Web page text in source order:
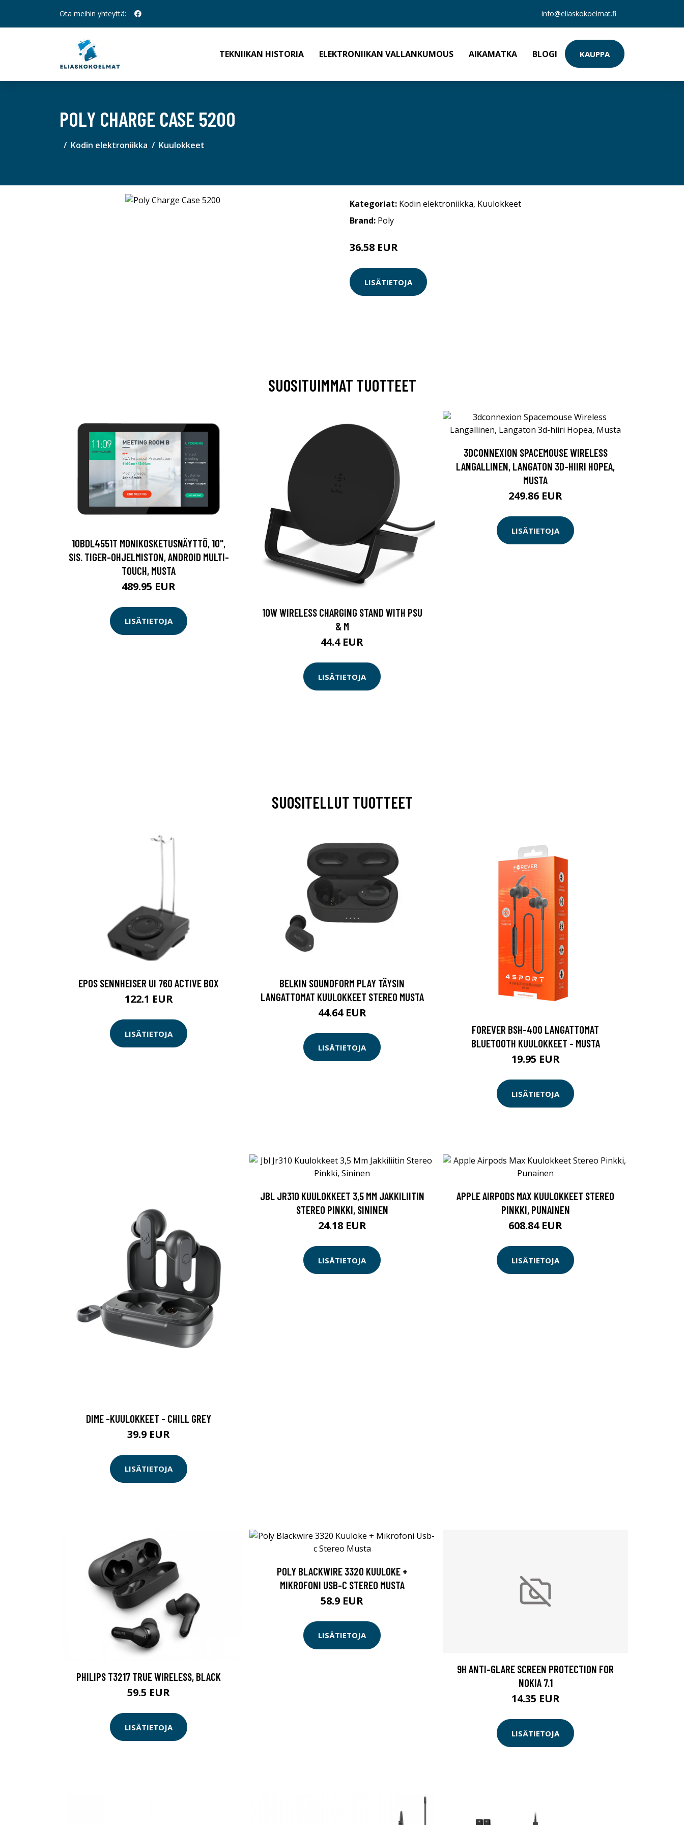
Ota meihin yhteyttä: info@eliaskokoelmat.fi
TEKNIIKAN HISTORIA ELEKTRONIIKAN VALLANKUMOUS AIKAMATKA BLOGI KAUPPA
POLY CHARGE CASE 5200
Kodin elektroniikka Kuulokkeet
Kategoriat: Kodin elektroniikka, Kuulokkeet
Brand: Poly
36.58 EUR
LISÄTIETOJA
SUOSITUIMMAT TUOTTEET
10BDL4551T MONIKOSKETUSNÄYTTÖ, 10",
SIS. TIGER-OHJELMISTON, ANDROID MULTI-
TOUCH, MUSTA
489.95 EUR
LISÄTIETOJA
10W WIRELESS CHARGING STAND WITH PSU
& M
44.4 EUR
LISÄTIETOJA
3DCONNEXION SPACEMOUSE WIRELESS
LANGALLINEN, LANGATON 3D-HIIRI HOPEA,
MUSTA
249.86 EUR
LISÄTIETOJA
SUOSITELLUT TUOTTEET
EPOS SENNHEISER UI 760 ACTIVE BOX
122.1 EUR
LISÄTIETOJA
BELKIN SOUNDFORM PLAY TÄYSIN
LANGATTOMAT KUULOKKEET STEREO MUSTA
44.64 EUR
LISÄTIETOJA
FOREVER BSH-400 LANGATTOMAT
BLUETOOTH KUULOKKEET - MUSTA
19.95 EUR
LISÄTIETOJA
DIME -KUULOKKEET - CHILL GREY
39.9 EUR
LISÄTIETOJA
JBL JR310 KUULOKKEET 3,5 MM JAKKILIITIN
STEREO PINKKI, SININEN
24.18 EUR
LISÄTIETOJA
APPLE AIRPODS MAX KUULOKKEET STEREO
PINKKI, PUNAINEN
608.84 EUR
LISÄTIETOJA
PHILIPS T3217 TRUE WIRELESS, BLACK
59.5 EUR
LISÄTIETOJA
POLY BLACKWIRE 3320 KUULOKE +
MIKROFONI USB-C STEREO MUSTA
58.9 EUR
LISÄTIETOJA
9H ANTI-GLARE SCREEN PROTECTION FOR
NOKIA 7.1
14.35 EUR
LISÄTIETOJA